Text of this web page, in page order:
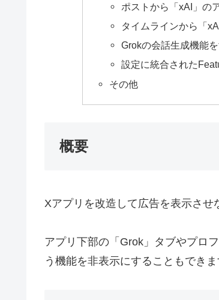
ポストから「xAI」の
タイムラインから「
Grokの会話生成機能
設定に統合された
その他
概要
Xアプリを改造して広告を表示させ
アプリ下部の「Grok」タブやプロ
う機能を非表示にすることもでき